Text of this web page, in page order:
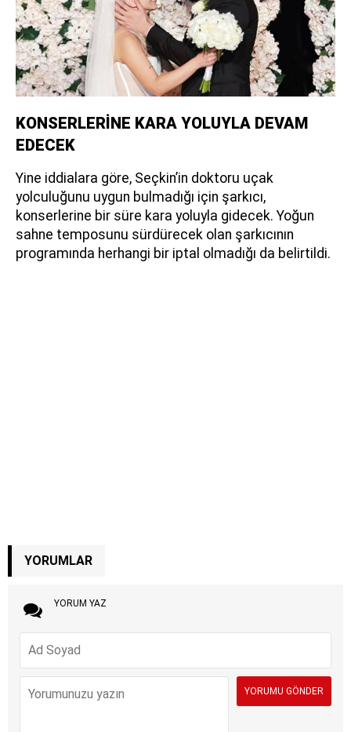
KONSERLERİNE KARA YOLUYLA DEVAM
EDECEK
Yine iddialara göre, Seçkin’in doktoru uçak
yolculuğunu uygun bulmadığı için şarkıcı,
konserlerine bir süre kara yoluyla gidecek. Yoğun
sahne temposunu sürdürecek olan şarkıcının
programında herhangi bir iptal olmadığı da belirtildi.
YORUMLAR
YORUM YAZ